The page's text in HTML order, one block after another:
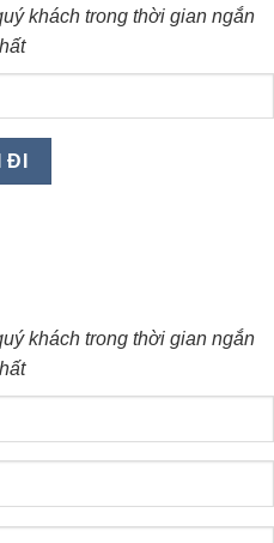
khách trong thời gian ngắn
khách trong thời gian ngắn